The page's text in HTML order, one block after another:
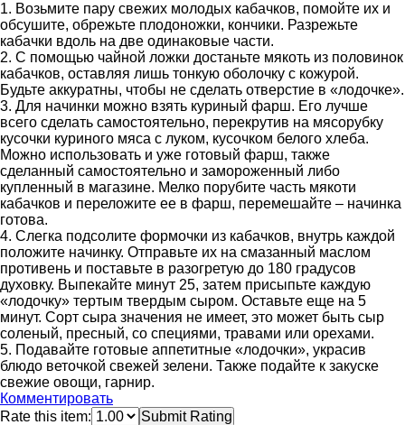
1. Возьмите пару свежих молодых кабачков, помойте их и
обсушите, обрежьте плодоножки, кончики. Разрежьте
кабачки вдоль на две одинаковые части.
2. С помощью чайной ложки достаньте мякоть из половинок
кабачков, оставляя лишь тонкую оболочку с кожурой.
Будьте аккуратны, чтобы не сделать отверстие в «лодочке».
3. Для начинки можно взять куриный фарш. Его лучше
всего сделать самостоятельно, перекрутив на мясорубку
кусочки куриного мяса с луком, кусочком белого хлеба.
Можно использовать и уже готовый фарш, также
сделанный самостоятельно и замороженный либо
купленный в магазине. Мелко порубите часть мякоти
кабачков и переложите ее в фарш, перемешайте – начинка
готова.
4. Слегка подсолите формочки из кабачков, внутрь каждой
положите начинку. Отправьте их на смазанный маслом
противень и поставьте в разогретую до 180 градусов
духовку. Выпекайте минут 25, затем присыпьте каждую
«лодочку» тертым твердым сыром. Оставьте еще на 5
минут. Сорт сыра значения не имеет, это может быть сыр
соленый, пресный, со специями, травами или орехами.
5. Подавайте готовые аппетитные «лодочки», украсив
блюдо веточкой свежей зелени. Также подайте к закуске
свежие овощи, гарнир.
Комментировать
Rate this item:
Submit Rating